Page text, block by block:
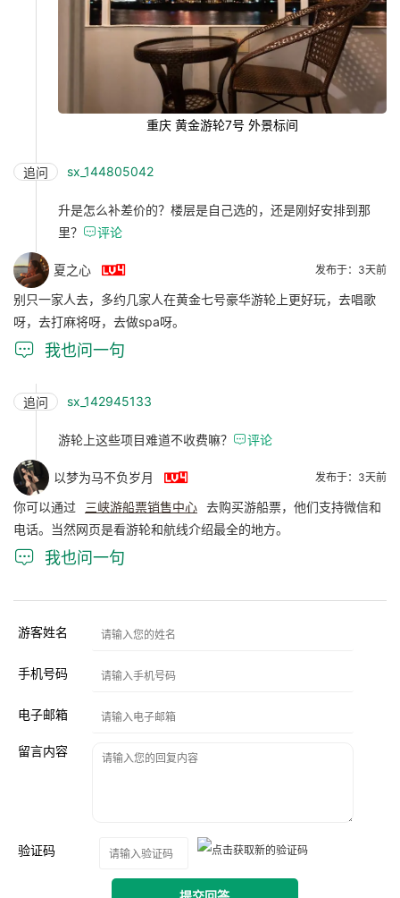
重庆 黄金游轮7号 外景标间
追问 sx_144805042
升是怎么补差价的？楼层是自己选的，还是刚好安排到那
里？ 评论
夏之心  发布于：3天前
别只一家人去，多约几家人在黄金七号豪华游轮上更好玩，去唱歌
呀，去打麻将呀，去做spa呀。
 我也问一句
追问 sx_142945133
游轮上这些项目难道不收费嘛？ 评论
以梦为马不负岁月  发布于：3天前
你可以通过 三峡游船票销售中心 去购买游船票，他们支持微信和
电话。当然网页是看游轮和航线介绍最全的地方。
 我也问一句
游客姓名
手机号码
电子邮箱
留言内容
验证码